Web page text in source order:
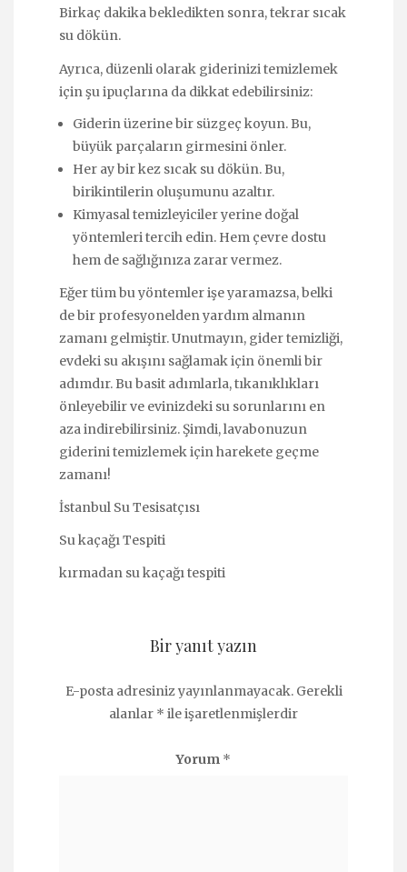
Birkaç dakika bekledikten sonra, tekrar sıcak
su dökün.
Ayrıca, düzenli olarak giderinizi temizlemek
için şu ipuçlarına da dikkat edebilirsiniz:
Giderin üzerine bir süzgeç koyun. Bu,
büyük parçaların girmesini önler.
Her ay bir kez sıcak su dökün. Bu,
birikintilerin oluşumunu azaltır.
Kimyasal temizleyiciler yerine doğal
yöntemleri tercih edin. Hem çevre dostu
hem de sağlığınıza zarar vermez.
Eğer tüm bu yöntemler işe yaramazsa, belki
de bir profesyonelden yardım almanın
zamanı gelmiştir. Unutmayın, gider temizliği,
evdeki su akışını sağlamak için önemli bir
adımdır. Bu basit adımlarla, tıkanıklıkları
önleyebilir ve evinizdeki su sorunlarını en
aza indirebilirsiniz. Şimdi, lavabonuzun
giderini temizlemek için harekete geçme
zamanı!
İstanbul Su Tesisatçısı
Su kaçağı Tespiti
kırmadan su kaçağı tespiti
Bir yanıt yazın
E-posta adresiniz yayınlanmayacak. Gerekli
alanlar * ile işaretlenmişlerdir
Yorum *